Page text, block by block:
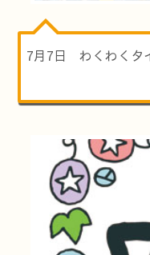
7月7日 わくわくタ